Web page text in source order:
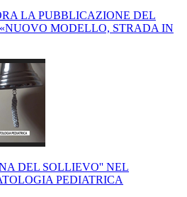
LA PUBBLICAZIONE DEL
MODELLO, STRADA IN
DEL SOLLIEVO'' NEL
PEDIATRICA